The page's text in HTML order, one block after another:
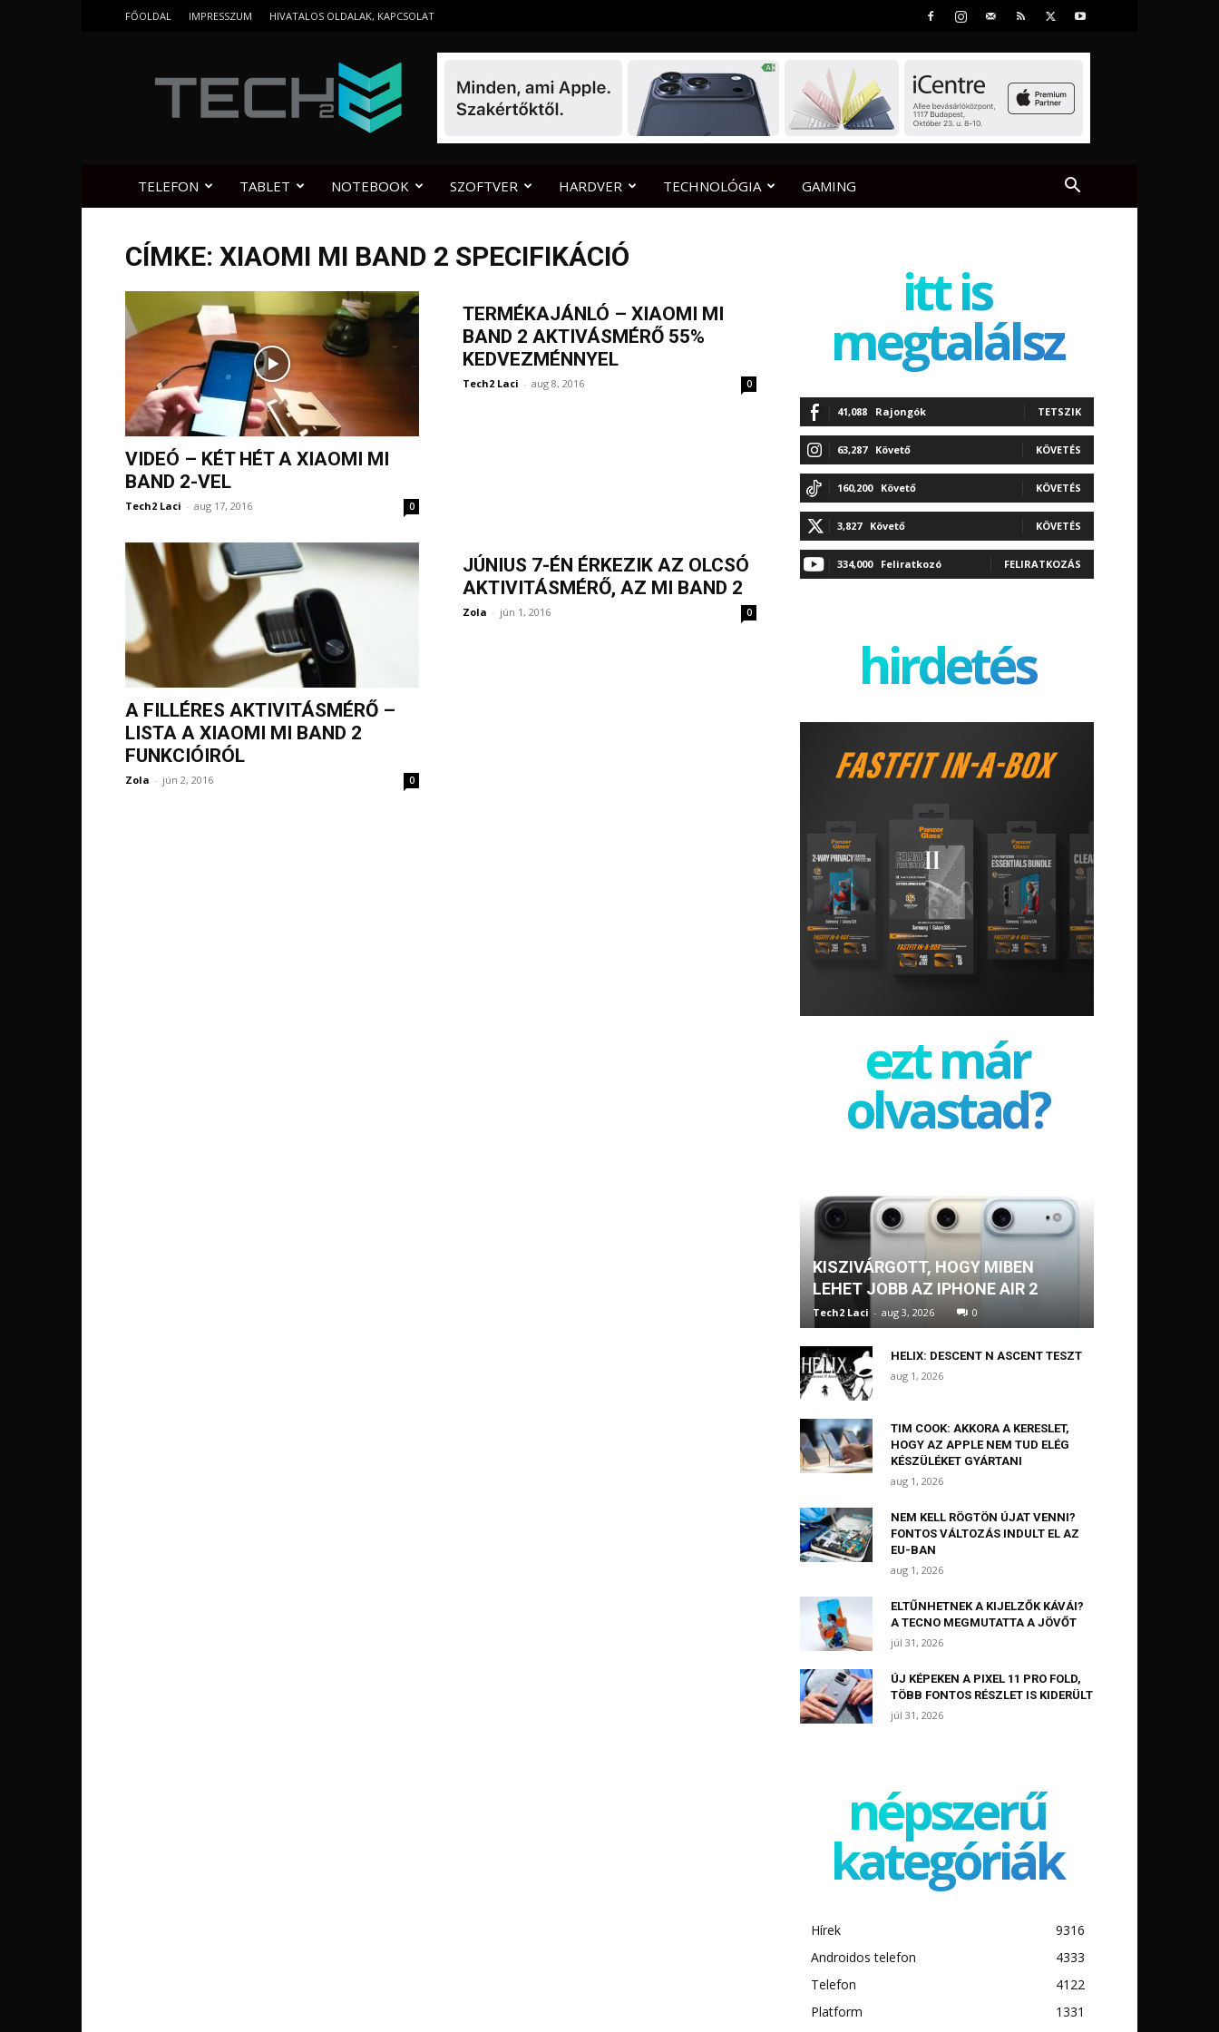
FŐOLDAL IMPRESSZUM HIVATALOS OLDALAK, KAPCSOLAT
TELEFON TABLET NOTEBOOK SZOFTVER HARDVER TECHNOLÓGIA GAMING
CÍMKE: XIAOMI MI BAND 2 SPECIFIKÁCIÓ
VIDEÓ – KÉT HÉT A XIAOMI MI
BAND 2-VEL
Tech2 Laci - aug 17, 2016 0
TERMÉKAJÁNLÓ – XIAOMI MI
BAND 2 AKTIVÁSMÉRŐ 55%
KEDVEZMÉNNYEL
Tech2 Laci - aug 8, 2016 0
A FILLÉRES AKTIVITÁSMÉRŐ –
LISTA A XIAOMI MI BAND 2
FUNKCIÓIRÓL
Zola - jún 2, 2016 0
JÚNIUS 7-ÉN ÉRKEZIK AZ OLCSÓ
AKTIVITÁSMÉRŐ, AZ MI BAND 2
Zola - jún 1, 2016 0
itt is
megtalálsz
41,088 Rajongók TETSZIK
63,287 Követő KÖVETÉS
160,200 Követő KÖVETÉS
3,827 Követő KÖVETÉS
334,000 Feliratkozó FELIRATKOZÁS
hirdetés
ezt már
olvastad?
KISZIVÁRGOTT, HOGY MIBEN
LEHET JOBB AZ IPHONE AIR 2
Tech2 Laci - aug 3, 2026 0
HELIX: DESCENT N ASCENT TESZT
aug 1, 2026
TIM COOK: AKKORA A KERESLET,
HOGY AZ APPLE NEM TUD ELÉG
KÉSZÜLÉKET GYÁRTANI
aug 1, 2026
NEM KELL RÖGTÖN ÚJAT VENNI?
FONTOS VÁLTOZÁS INDULT EL AZ
EU-BAN
aug 1, 2026
ELTŰNHETNEK A KIJELZŐK KÁVÁI?
A TECNO MEGMUTATTA A JÖVŐT
júl 31, 2026
ÚJ KÉPEKEN A PIXEL 11 PRO FOLD,
TÖBB FONTOS RÉSZLET IS KIDERÜLT
júl 31, 2026
népszerű
kategóriák
Hírek
9316
Androidos telefon
4333
Telefon
4122
Platform
1331